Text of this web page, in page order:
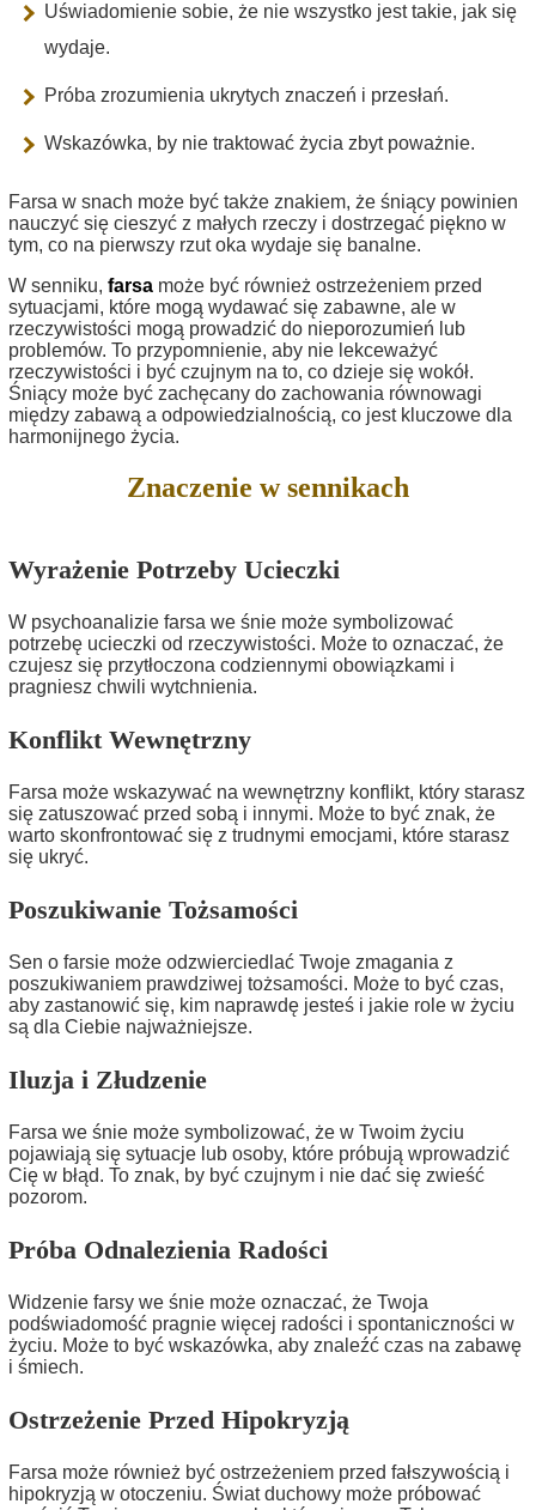
Uświadomienie sobie, że nie wszystko jest takie, jak się
wydaje.
Próba zrozumienia ukrytych znaczeń i przesłań.
Wskazówka, by nie traktować życia zbyt poważnie.
Farsa w snach może być także znakiem, że śniący powinien
nauczyć się cieszyć z małych rzeczy i dostrzegać piękno w
tym, co na pierwszy rzut oka wydaje się banalne.
W senniku, farsa może być również ostrzeżeniem przed
sytuacjami, które mogą wydawać się zabawne, ale w
rzeczywistości mogą prowadzić do nieporozumień lub
problemów. To przypomnienie, aby nie lekceważyć
rzeczywistości i być czujnym na to, co dzieje się wokół.
Śniący może być zachęcany do zachowania równowagi
między zabawą a odpowiedzialnością, co jest kluczowe dla
harmonijnego życia.
Znaczenie w sennikach
Wyrażenie Potrzeby Ucieczki
W psychoanalizie farsa we śnie może symbolizować
potrzebę ucieczki od rzeczywistości. Może to oznaczać, że
czujesz się przytłoczona codziennymi obowiązkami i
pragniesz chwili wytchnienia.
Konflikt Wewnętrzny
Farsa może wskazywać na wewnętrzny konflikt, który starasz
się zatuszować przed sobą i innymi. Może to być znak, że
warto skonfrontować się z trudnymi emocjami, które starasz
się ukryć.
Poszukiwanie Tożsamości
Sen o farsie może odzwierciedlać Twoje zmagania z
poszukiwaniem prawdziwej tożsamości. Może to być czas,
aby zastanowić się, kim naprawdę jesteś i jakie role w życiu
są dla Ciebie najważniejsze.
Iluzja i Złudzenie
Farsa we śnie może symbolizować, że w Twoim życiu
pojawiają się sytuacje lub osoby, które próbują wprowadzić
Cię w błąd. To znak, by być czujnym i nie dać się zwieść
pozorom.
Próba Odnalezienia Radości
Widzenie farsy we śnie może oznaczać, że Twoja
podświadomość pragnie więcej radości i spontaniczności w
życiu. Może to być wskazówka, aby znaleźć czas na zabawę
i śmiech.
Ostrzeżenie Przed Hipokryzją
Farsa może również być ostrzeżeniem przed fałszywością i
hipokryzją w otoczeniu. Świat duchowy może próbować